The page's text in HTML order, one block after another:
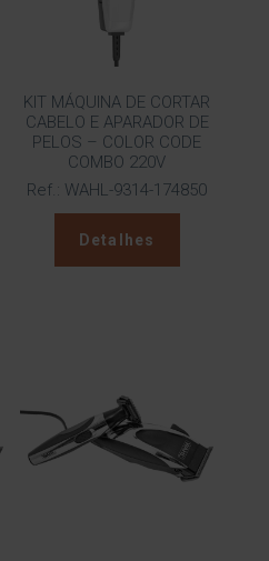
KIT MÁQUINA DE CORTAR
CABELO E APARADOR DE
PELOS – COLOR CODE
COMBO 220V
Ref.: WAHL-9314-174850
Detalhes